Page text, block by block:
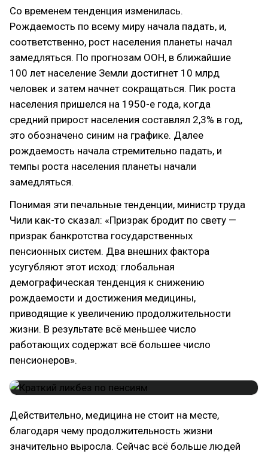
Со временем тенденция изменилась.
Рождаемость по всему миру начала падать, и,
соответственно, рост населения планеты начал
замедляться. По прогнозам ООН, в ближайшие
100 лет население Земли достигнет 10 млрд
человек и затем начнет сокращаться. Пик роста
населения пришелся на 1950-е года, когда
средний прирост населения составлял 2,3% в год,
это обозначено синим на графике. Далее
рождаемость начала стремительно падать, и
темпы роста населения планеты начали
замедляться.
Понимая эти печальные тенденции, министр труда
Чили как-то сказал: «Призрак бродит по свету —
призрак банкротства государственных
пенсионных систем. Два внешних фактора
усугубляют этот исход: глобальная
демографическая тенденция к снижению
рождаемости и достижения медицины,
приводящие к увеличению продолжительности
жизни. В результате всё меньшее число
работающих содержат всё большее число
пенсионеров».
Действительно, медицина не стоит на месте,
благодаря чему продолжительность жизни
значительно выросла. Сейчас всё больше людей